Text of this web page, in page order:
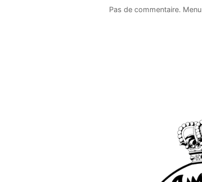
Pas de commentaire. Menu